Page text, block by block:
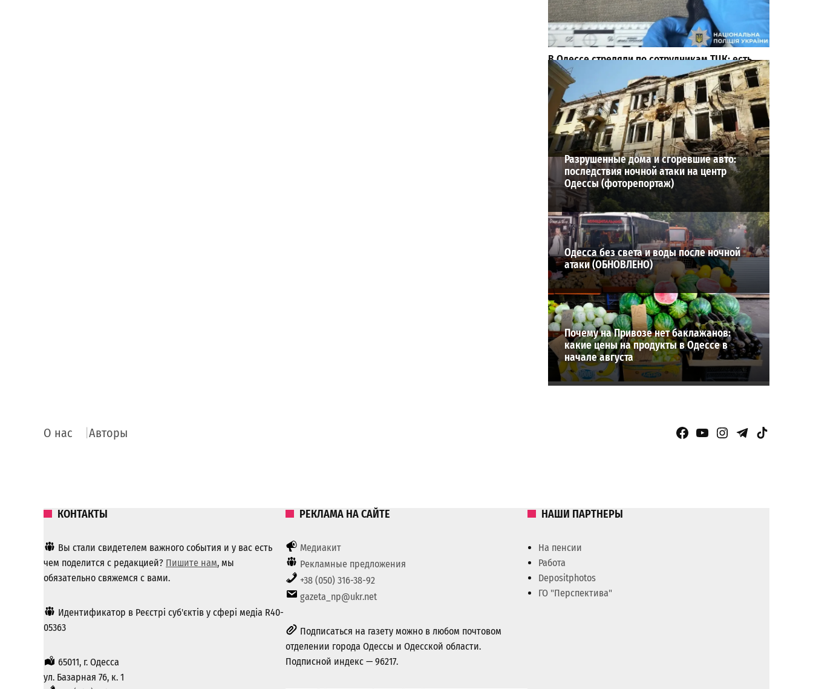
В Одессе стреляли по сотрудникам ТЦК: есть
раненые (ОБНОВЛЕНО)
2026-08-02
ВИБОР РЕДАКЦИИ
Разрушенные дома и сгоревшие авто:
последствия ночной атаки на центр
Одессы (фоторепортаж)
Одесса без света и воды после ночной
атаки (ОБНОВЛЕНО)
Почему на Привозе нет баклажанов:
какие цены на продукты в Одессе в
начале августа
О нас Авторы Facebook Page
YouTubeInstagram
Telegram
TikTok
КОНТАКТЫ
Вы стали свидетелем важного события и у вас есть
чем поделится с редакцией? Пишите нам, мы
обязательно свяжемся с вами.
Идентификатор в Реєстрі суб'єктів у сфері медіа R40-
05363
65011, г. Одесса
ул. Базарная 76, к. 1
РЕКЛАМА НА САЙТЕ
Медиакит
Рекламные предложения
+38 (050) 316-38-92
gazeta_np@ukr.net
Подписаться на газету можно в любом почтовом
отделении города Одессы и Одесской области.
Подписной индекс — 96217.
НАШИ ПАРТНЕРЫ
На пенсии
Работа
Depositphotos
ГО "Перспектива"